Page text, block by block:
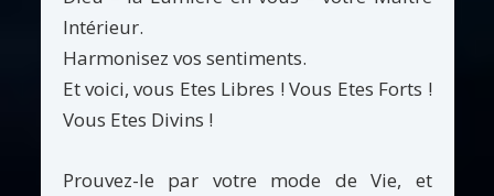
Intérieur.
Harmonisez vos sentiments.
Et voici, vous Etes Libres ! Vous Etes Forts !
Vous Etes Divins !
Prouvez-le par votre mode de Vie, et